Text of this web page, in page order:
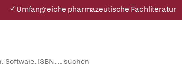
✓ Umfangreiche pharmazeutische Fachliteratur